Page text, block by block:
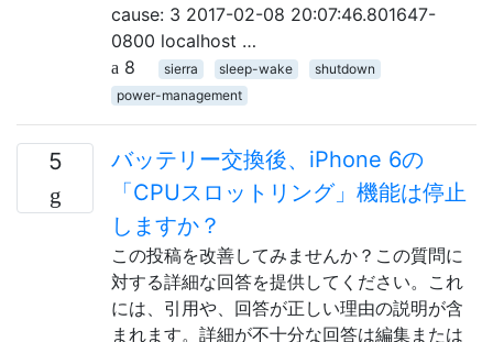
cause: 3 2017-02-08 20:07:46.801647-
0800 localhost …
8
sierra sleep-wake
shutdown
power-management
5
バッテリー交換後、iPhone 6の
「CPUスロットリング」機能は停止
しますか？
この投稿を改善してみませんか？この質問に
対する詳細な回答を提供してください。これ
には、引用や、回答が正しい理由の説明が含
まれます。詳細が不十分な回答は編集または